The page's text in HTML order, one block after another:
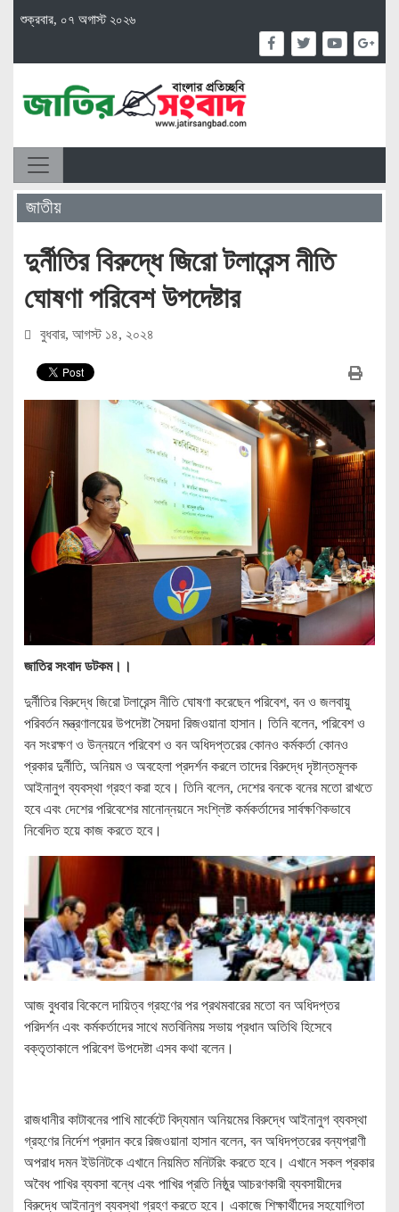
শুক্রবার, ০৭ অগাস্ট ২০২৬
জাতীয়
দুর্নীতির বিরুদ্ধে জিরো টলারেন্স নীতি
ঘোষণা পরিবেশ উপদেষ্টার
বুধবার, আগস্ট ১৪, ২০২৪
জাতির সংবাদ ডটকম।।
দুর্নীতির বিরুদ্ধে জিরো টলারেন্স নীতি ঘোষণা করেছেন পরিবেশ, বন ও জলবায়ু
পরিবর্তন মন্ত্রণালয়ের উপদেষ্টা সৈয়দা রিজওয়ানা হাসান। তিনি বলেন, পরিবেশ ও
বন সংরক্ষণ ও উন্নয়নে পরিবেশ ও বন অধিদপ্তরের কোনও কর্মকর্তা কোনও
প্রকার দুর্নীতি, অনিয়ম ও অবহেলা প্রদর্শন করলে তাদের বিরুদ্ধে দৃষ্টান্তমূলক
আইনানুগ ব্যবস্থা গ্রহণ করা হবে। তিনি বলেন, দেশের বনকে বনের মতো রাখতে
হবে এবং দেশের পরিবেশের মানোন্নয়নে সংশ্লিষ্ট কর্মকর্তাদের সার্বক্ষণিকভাবে
নিবেদিত হয়ে কাজ করতে হবে।
আজ বুধবার বিকেলে দায়িত্ব গ্রহণের পর প্রথমবারের মতো বন অধিদপ্তর
পরিদর্শন এবং কর্মকর্তাদের সাথে মতবিনিময় সভায় প্রধান অতিথি হিসেবে
বক্তৃতাকালে পরিবেশ উপদেষ্টা এসব কথা বলেন।
রাজধানীর কাটাবনের পাখি মার্কেটে বিদ্যমান অনিয়মের বিরুদ্ধে আইনানুগ ব্যবস্থা
গ্রহণের নির্দেশ প্রদান করে রিজওয়ানা হাসান বলেন, বন অধিদপ্তরের বন্যপ্রাণী
অপরাধ দমন ইউনিটকে এখানে নিয়মিত মনিটরিং করতে হবে। এখানে সকল প্রকার
অবৈধ পাখির ব্যবসা বন্ধে এবং পাখির প্রতি নিষ্ঠুর আচরণকারী ব্যবসায়ীদের
বিরুদ্ধে আইনানুগ ব্যবস্থা গ্রহণ করতে হবে। একাজে শিক্ষার্থীদের সহযোগিতা